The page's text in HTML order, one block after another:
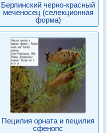
Берлинский черно-красный
меченосец (селекционная
форма)
Пецилия орната и пецилия
сфенопс